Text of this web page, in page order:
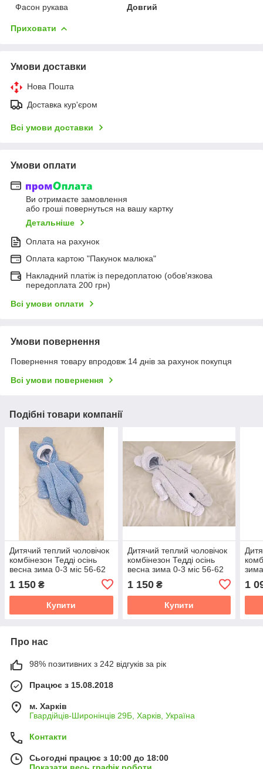
Фасон рукава
Довгий
Приховати
Умови доставки
Нова Пошта
Доставка кур'єром
Всі умови доставки
Умови оплати
Ви отримаєте замовлення
або гроші повернуться на вашу картку
Детальніше
Оплата на рахунок
Оплата картою "Пакунок малюка"
Накладний платіж із передоплатою (обов'язкова
передоплата 200 грн)
Всі умови оплати
Умови повернення
Повернення товару впродовж 14 днів за рахунок покупця
Всі умови повернення
Подібні товари компанії
Дитячий теплий чоловічок
комбінезон Тедді осінь
весна зима 0-3 міс 56-62
1 150 ₴
Купити
Дитячий теплий чоловічок
комбінезон Тедді осінь
весна зима 0-3 міс 56-62
1 150₴
Купити
1
Про нас
98% позитивних з 242 відгуків за рік
Працює з 15.08.2018
м. Харків
Гвардійців-Широнінців 29Б, Харків, Україна
Контакти
Сьогодні працює з 10:00 до 18:00
Показати весь графік роботи